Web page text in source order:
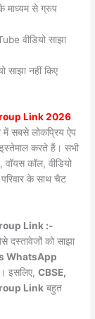
माध्यम से ग्रुप
वीडियो साझा
साझा नहीं किए
Link 2026
सबसे लोकप्रिय ऐप
करते हैं। सभी
कॉल, वीडियो
के साथ चैट
Link :-
दस्तावेजों को साझा
WhatsApp
इसलिए,CBSE,
Link बहुत